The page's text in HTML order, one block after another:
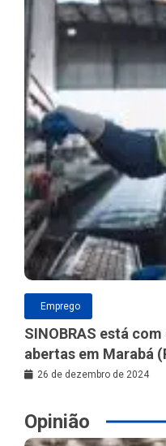
Emprego
SINOBRAS está
abertas em Marabá
26 de dezembro de 2024
Opinião